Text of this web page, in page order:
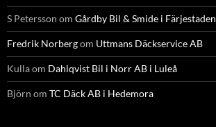
S Petersson om Gårdby Bil & Smide i Färjestaden
Fredrik Norbergom Uttmans Däckservice AB
Kullaom Dahlqvist Bil i Norr AB i Luleå
Björn om TC Däck AB i Hedemora